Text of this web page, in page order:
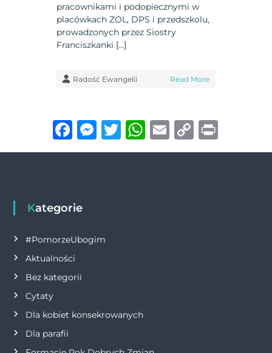
pracownikami i podopiecznymi w
placówkach ZOL, DPS i przedszkolu,
prowadzonych przez Siostry
Franciszkanki […]
Radość Ewangelii Read More
F
a
b
o
k
M
e
er
T
w
W
h
E
m
C
o ri
Kategorie
#PomorzeUbogim
Aktualności
Bez kategorii
Cytaty
Dla kobiet konsekrowanych
Dla parafii